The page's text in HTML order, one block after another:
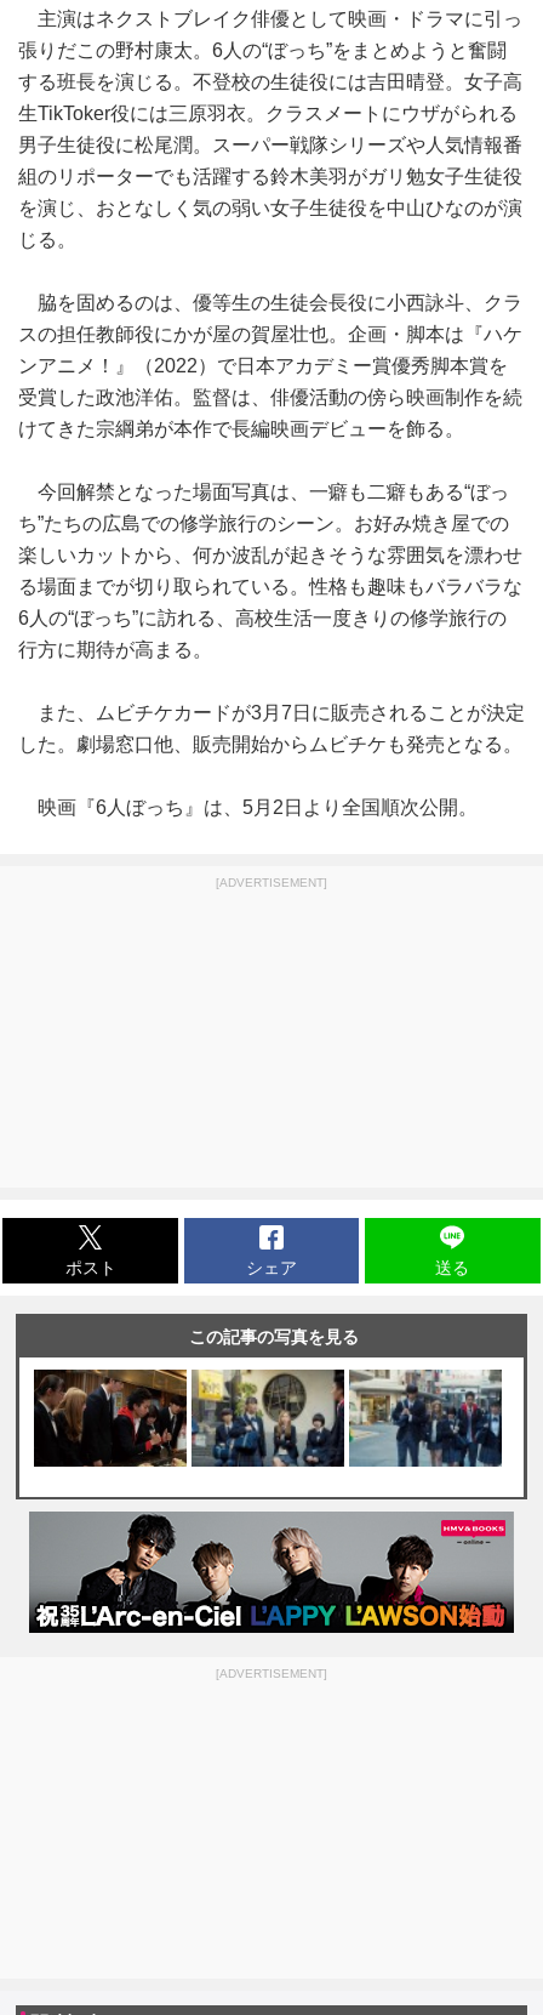
主演はネクストブレイク俳優として映画・ドラマに引っ
張りだこの野村康太。6人の“ぼっち”をまとめようと奮闘
する班長を演じる。不登校の生徒役には吉田晴登。女子高
生TikToker役には三原羽衣。クラスメートにウザがられる
男子生徒役に松尾潤。スーパー戦隊シリーズや人気情報番
組のリポーターでも活躍する鈴木美羽がガリ勉女子生徒役
を演じ、おとなしく気の弱い女子生徒役を中山ひなのが演
じる。
脇を固めるのは、優等生の生徒会長役に小西詠斗、クラ
スの担任教師役にかが屋の賀屋壮也。企画・脚本は『ハケ
ンアニメ！』（2022）で日本アカデミー賞優秀脚本賞を
受賞した政池洋佑。監督は、俳優活動の傍ら映画制作を続
けてきた宗綱弟が本作で長編映画デビューを飾る。
今回解禁となった場面写真は、一癖も二癖もある“ぼっ
ち”たちの広島での修学旅行のシーン。お好み焼き屋での
楽しいカットから、何か波乱が起きそうな雰囲気を漂わせ
る場面までが切り取られている。性格も趣味もバラバラな
6人の“ぼっち”に訪れる、高校生活一度きりの修学旅行の
行方に期待が高まる。
また、ムビチケカードが3月7日に販売されることが決定
した。劇場窓口他、販売開始からムビチケも発売となる。
映画『6人ぼっち』は、5月2日より全国順次公開。
[ADVERTISEMENT]
ポスト シェア 送る
この記事の写真を見る
[ADVERTISEMENT]